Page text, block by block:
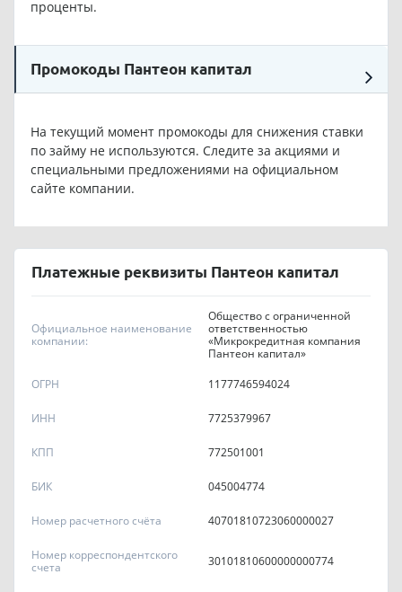
проценты.
Промокоды Пантеон капитал
На текущий момент промокоды для снижения ставки
по займу не используются. Следите за акциями и
специальными предложениями на официальном
сайте компании.
Платежные реквизиты Пантеон капитал
Официальное наименование
компании:
Общество с ограниченной
ответственностью
«Микрокредитная компания
Пантеон капитал»
ОГРН
1177746594024
ИНН 7725379967
КПП 772501001
БИК 045004774
Номер расчетного счёта 40701810723060000027
Номер корреспондентского
счета
30101810600000000774